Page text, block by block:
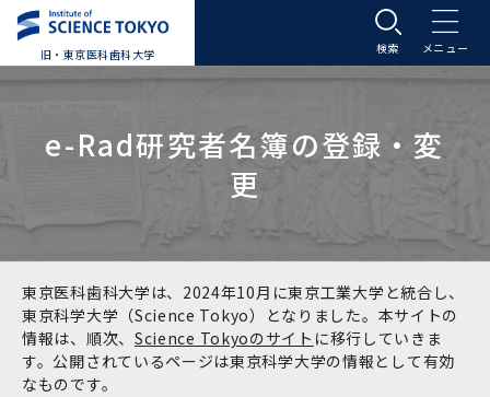
旧・東京医科歯科大学
大学案内トップ
学長メッセージ
基本理念・沿革
基本理念・沿革トップ
東京医科歯科大学の特色
入学案内
入学案内トップ
大学案内
学部受験生向け「大学案内」（冊子）
学生生活
学生生活トップ
Science Tokyo SPRING (医歯学系)
教育研究組織等
教育研究組織等トップ
大学病院
e-Rad研究者名簿の登録・変
更
東京医科歯科大学は、2024年10月に東京工業大学と統合し、
東京科学大学（Science Tokyo）となりました。本サイトの
情報は、順次、 Science Tokyoのサイト に移行していきま
す。公開されているページは東京科学大学の情報として有効
なものです。